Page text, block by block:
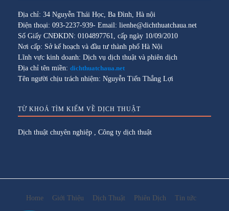
Địa chỉ: 34 Nguyễn Thái Học, Ba Đình, Hà nội
Điện thoại: 093-2237-939- Email: lienhe@dichthuatchaua.net
Số Giấy CNĐKDN: 0104897761, cấp ngày 10/09/2010
Nơi cấp: Sở kế hoạch và đầu tư thành phố Hà Nội
Lĩnh vực kinh doanh: Dịch vụ dịch thuật và phiên dịch
Địa chỉ tên miền: dichthuatchaua.net
Tên người chịu trách nhiệm: Nguyễn Tiến Thắng Lợi
TỪ KHOÁ TÌM KIẾM VỀ DỊCH THUẬT
Dịch thuật chuyên nghiệp Công ty dịch thuật
Home Giới Thiệu Dịch Thuật Phiên Dịch Tin tức